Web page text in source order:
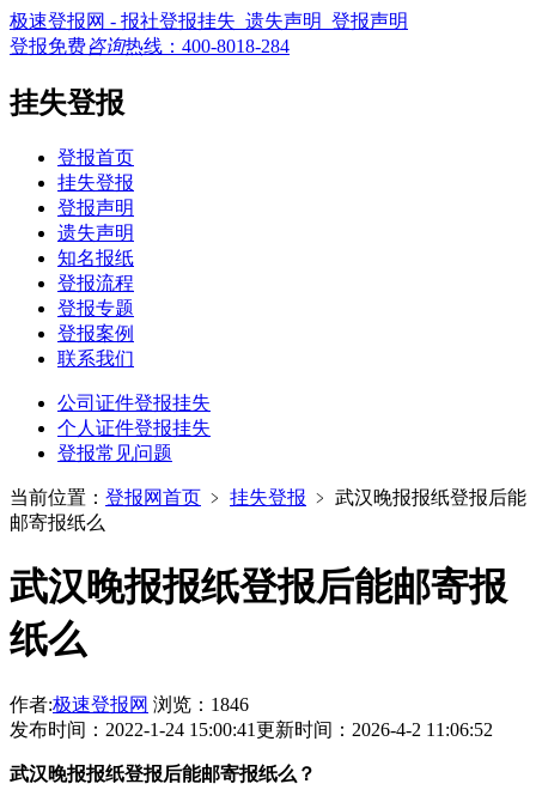
极速登报网 - 报社登报挂失_遗失声明_登报声明
登报免费咨询热线： 400-8018-284
挂失登报
登报首页
挂失登报
登报声明
遗失声明
知名报纸
登报流程
登报专题
登报案例
联系我们
公司证件登报挂失
个人证件登报挂失
登报常见问题
当前位置： 登报网首页 ﹥ 挂失登报 ﹥ 武汉晚报报纸登报后能
邮寄报纸么
武汉晚报报纸登报后能邮寄报
纸么
作者:极速登报网 浏览：1846
发布时间：2022-1-24 15:00:41更新时间：2026-4-2 11:06:52
武汉晚报报纸登报后能邮寄报纸么？